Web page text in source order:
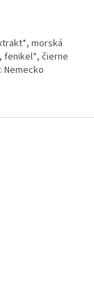
morská
fenikel*, čierne
Nemecko